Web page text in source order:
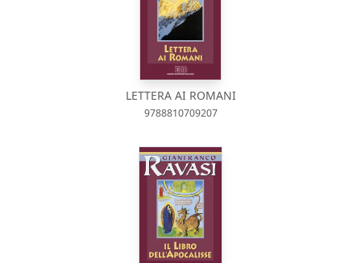
LETTERA AI ROMANI
9788810709207